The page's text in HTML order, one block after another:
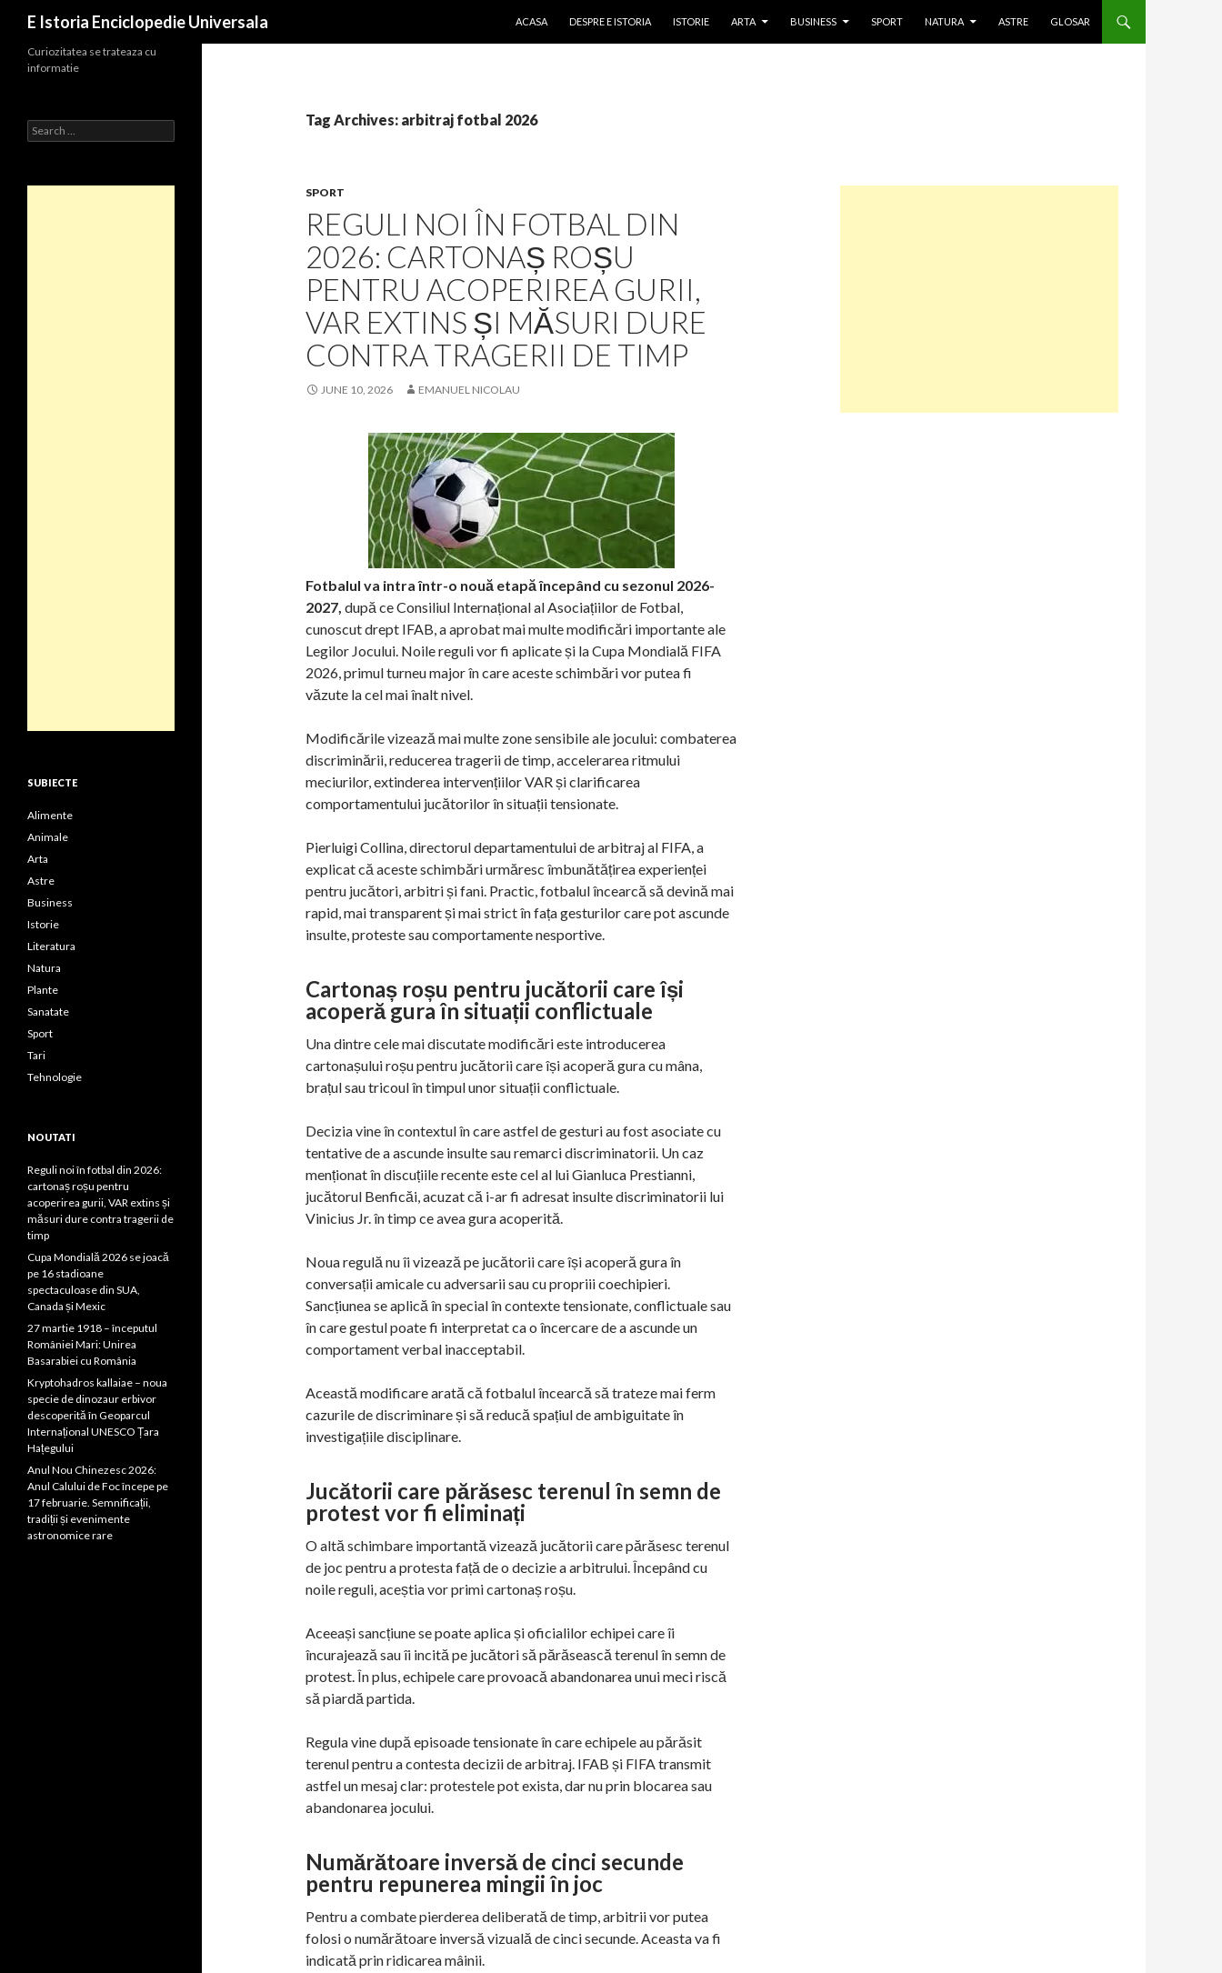
E Istoria Enciclopedie Universala
ACASA
DESPRE E ISTORIA ISTORIE ARTA BUSINESS SPORT NATURA ASTRE GLOSAR
Tag Archives: arbitraj fotbal 2026
SPORT
REGULI NOI ÎN FOTBAL DIN
2026: CARTONAȘ ROȘU
PENTRU ACOPERIREA GURII,
VAR EXTINS ȘI MĂSURI DURE
CONTRA TRAGERII DE TIMP
JUNE 10, 2026 EMANUEL NICOLAU
Fotbalul va intra într-o nouă etapă începând cu sezonul 2026-
2027, după ce Consiliul Internațional al Asociațiilor de Fotbal,
cunoscut drept IFAB, a aprobat mai multe modificări importante ale
Legilor Jocului. Noile reguli vor fi aplicate și la Cupa Mondială FIFA
2026, primul turneu major în care aceste schimbări vor putea fi
văzute la cel mai înalt nivel.
Modificările vizează mai multe zone sensibile ale jocului: combaterea
discriminării, reducerea tragerii de timp, accelerarea ritmului
meciurilor, extinderea intervențiilor VAR și clarificarea
comportamentului jucătorilor în situații tensionate.
Pierluigi Collina, directorul departamentului de arbitraj al FIFA, a
explicat că aceste schimbări urmăresc îmbunătățirea experienței
pentru jucători, arbitri și fani. Practic, fotbalul încearcă să devină mai
rapid, mai transparent și mai strict în fața gesturilor care pot ascunde
insulte, proteste sau comportamente nesportive.
Cartonaș roșu pentru jucătorii care își
acoperă gura în situații conflictuale
Una dintre cele mai discutate modificări este introducerea
cartonașului roșu pentru jucătorii care își acoperă gura cu mâna,
brațul sau tricoul în timpul unor situații conflictuale.
Decizia vine în contextul în care astfel de gesturi au fost asociate cu
tentative de a ascunde insulte sau remarci discriminatorii. Un caz
menționat în discuțiile recente este cel al lui Gianluca Prestianni,
jucătorul Benficăi, acuzat că i-ar fi adresat insulte discriminatorii lui
Vinicius Jr. în timp ce avea gura acoperită.
Noua regulă nu îi vizează pe jucătorii care își acoperă gura în
conversații amicale cu adversarii sau cu propriii coechipieri.
Sancțiunea se aplică în special în contexte tensionate, conflictuale sau
în care gestul poate fi interpretat ca o încercare de a ascunde un
comportament verbal inacceptabil.
Această modificare arată că fotbalul încearcă să trateze mai ferm
cazurile de discriminare și să reducă spațiul de ambiguitate în
investigațiile disciplinare.
Jucătorii care părăsesc terenul în semn de
protest vor fi eliminați
O altă schimbare importantă vizează jucătorii care părăsesc terenul
de joc pentru a protesta față de o decizie a arbitrului. Începând cu
noile reguli, aceștia vor primi cartonaș roșu.
Aceeași sancțiune se poate aplica și oficialilor echipei care îi
încurajează sau îi incită pe jucători să părăsească terenul în semn de
protest. În plus, echipele care provoacă abandonarea unui meci riscă
să piardă partida.
Regula vine după episoade tensionate în care echipele au părăsit
terenul pentru a contesta decizii de arbitraj. IFAB și FIFA transmit
astfel un mesaj clar: protestele pot exista, dar nu prin blocarea sau
abandonarea jocului.
Numărătoare inversă de cinci secunde
pentru repunerea mingii în joc
Pentru a combate pierderea deliberată de timp, arbitrii vor putea
folosi o numărătoare inversă vizuală de cinci secunde. Aceasta va fi
indicată prin ridicarea mâinii.
Curiozitatea se trateaza cu
informatie
Search
for:
SUBIECTE
Alimente
Animale
Arta
Astre
Business
Istorie
Literatura
Natura
Plante
Sanatate
Sport
Tari
Tehnologie
NOUTATI
Reguli noi în fotbal din 2026:
cartonaș roșu pentru
acoperirea gurii, VAR extins și
măsuri dure contra tragerii de
timp
Cupa Mondială 2026 se joacă
pe 16 stadioane
spectaculoase din SUA,
Canada și Mexic
27 martie 1918 – începutul
României Mari: Unirea
Basarabiei cu România
Kryptohadros kallaiae – noua
specie de dinozaur erbivor
descoperită în Geoparcul
Internațional UNESCO Țara
Hațegului
Anul Nou Chinezesc 2026:
Anul Calului de Foc începe pe
17 februarie. Semnificații,
tradiții și evenimente
astronomice rare